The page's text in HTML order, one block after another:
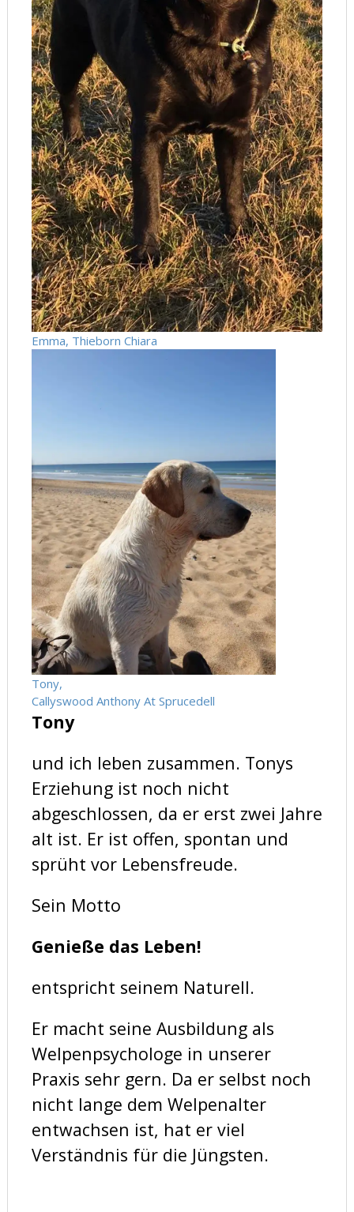
Emma, Thieborn Chiara
Tony,
Callyswood Anthony At Sprucedell
Tony
und ich leben zusammen. Tonys
Erziehung ist noch nicht
abgeschlossen, da er erst zwei Jahre
alt ist. Er ist offen, spontan und
sprüht vor Lebensfreude.
Sein Motto
Genieße das Leben!
entspricht seinem Naturell.
Er macht seine Ausbildung als
Welpenpsychologe in unserer
Praxis sehr gern. Da er selbst noch
nicht lange dem Welpenalter
entwachsen ist, hat er viel
Verständnis für die Jüngsten.